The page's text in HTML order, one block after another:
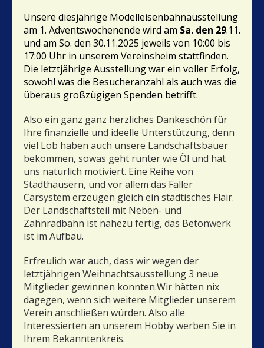
Unsere diesjährige Modelleisenbahnausstellung
am 1. Adventswochenende wird am Sa. den 29.11.
und am So. den 30.11.2025 jeweils von 10:00 bis
17:00 Uhr in unserem Vereinsheim stattfinden.
Die letztjährige Ausstellung war ein voller Erfolg,
sowohl was die Besucheranzahl als auch was die
überaus großzügigen Spenden betrifft.
Also ein ganz ganz herzliches Dankeschön für
Ihre finanzielle und ideelle Unterstützung, denn
viel Lob haben auch unsere Landschaftsbauer
bekommen, sowas geht runter wie Öl und hat
uns natürlich motiviert. Eine Reihe von
Stadthäusern, und vor allem das Faller
Carsystem erzeugen gleich ein städtisches Flair.
Der Landschaftsteil mit Neben- und
Zahnradbahn ist nahezu fertig, das Betonwerk
ist im Aufbau.
Erfreulich war auch, dass wir wegen der
letztjährigen Weihnachtsausstellung 3 neue
Mitglieder gewinnen konnten.Wir hätten nix
dagegen, wenn sich weitere Mitglieder unserem
Verein anschließen würden. Also alle
Interessierten an unserem Hobby werben Sie in
Ihrem Bekanntenkreis.